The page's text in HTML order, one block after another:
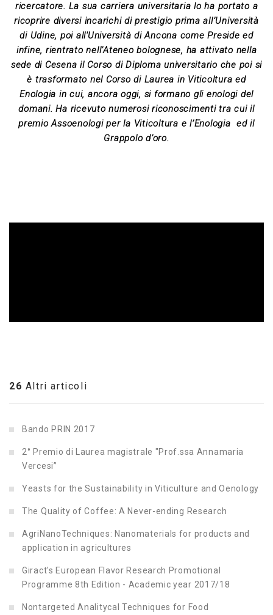
ricercatore. La sua carriera universitaria lo ha portato a
ricoprire diversi incarichi di prestigio prima all’Università
di Udine, poi all'Università di Ancona come Preside ed
infine, rientrato nell’Ateneo bolognese, ha attivato nella
sede di Cesena il Corso di Diploma universitario che poi si
è trasformato nel Corso di Laurea in Viticoltura ed
Enologia in cui, ancora oggi, si formano gli enologi del
domani. Ha ricevuto numerosi riconoscimenti tra cui il
premio Assoenologi per la Viticoltura e l’Enologia ed il
Grappolo d’oro.
26 Altri articoli
Bando PRIN 2017
2° Premio di Laurea magistrale "Prof.ssa Annamaria
Vercesi”
Yeasts for the Sustainability in Viticulture and Oenology
The Quality of Coffee: A Never-ending Research
AgriNanoTechniques: Nanomaterials for products and
application in agricultures
Giract's European Flavor Research Promotional
Programme 8th Edition - Academic year 2017/18
Nontargeted Analitycal Techniques for Food